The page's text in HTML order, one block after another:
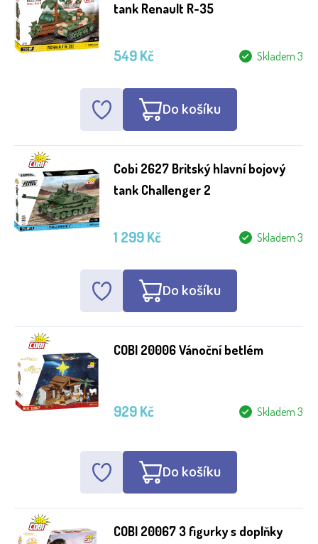
tank Renault R-35
Skladem 3
549 Kč
Do košíku
Cobi 2627 Britský hlavní bojový
tank Challenger 2
Skladem 3
1 299 Kč
Do košíku
COBI 20006 Vánoční betlém
Skladem 3
929 Kč
Do košíku
COBI 20067 3 figurky s doplňky